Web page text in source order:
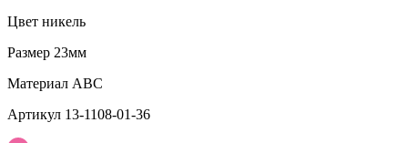
Цвет никель
Размер 23мм
Материал АВС
Артикул 13-1108-01-36